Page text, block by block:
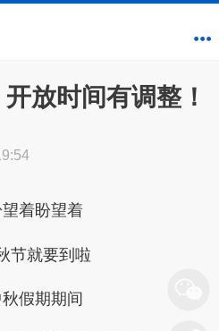
放时间有调整！
望着盼望着
节就要到啦
假期期间